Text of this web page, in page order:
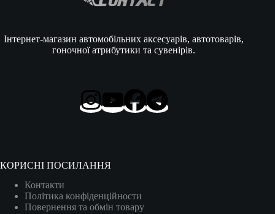
Інтернет-магазин автомобільних аксесуарів, автотоварів,
гоночної атрибутики та сувенірів.
КОРИСНІ ПОСИЛАННЯ
Контакти
Політика конфіденційности
Повернення та обмін товару